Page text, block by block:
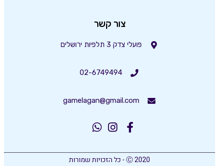
צור קשר
פועלי צדק 3 תלפיות ירושלים
02-6749494
gamelagan@gmail.com
Ⓒ 2020 - כל הזכויות שמורות